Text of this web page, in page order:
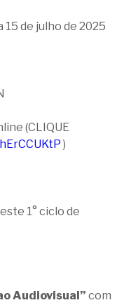
15 de julho de 2025
(CLIQUE
)
1° ciclo de
Audiovisual” com